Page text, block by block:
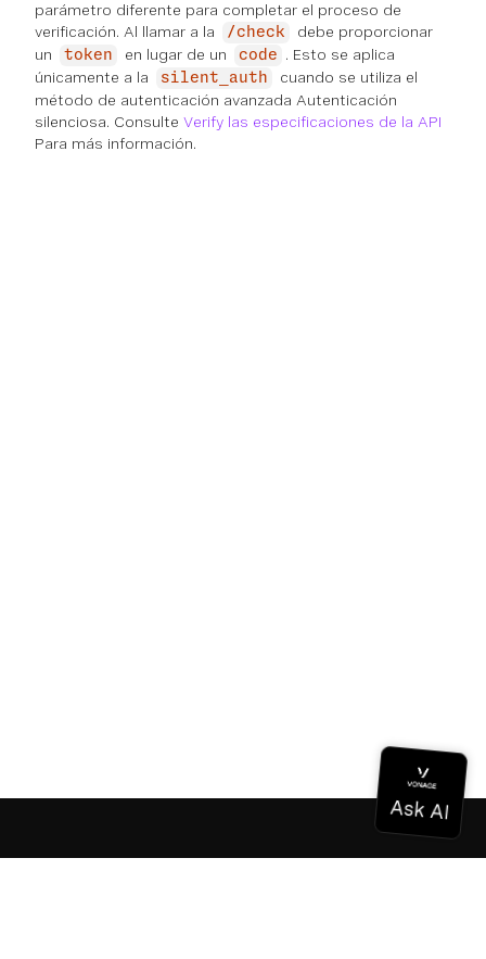
parámetro diferente para completar el proceso de
verificación. Al llamar a la
/check
debe proporcionar
un
token en lugar de un code
. Esto se aplica
únicamente a la
silent_auth
cuando se utiliza el
método de autenticación avanzada Autenticación
silenciosa. Consulte Verify las especificaciones de la API
Para más información.